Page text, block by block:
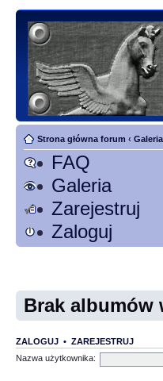
Strona główna forum ‹ Galeria
FAQ
Galeria
Zarejestruj
Zaloguj
Brak albumów
ZALOGUJ • ZAREJESTRUJ
Nazwa użytkownika: